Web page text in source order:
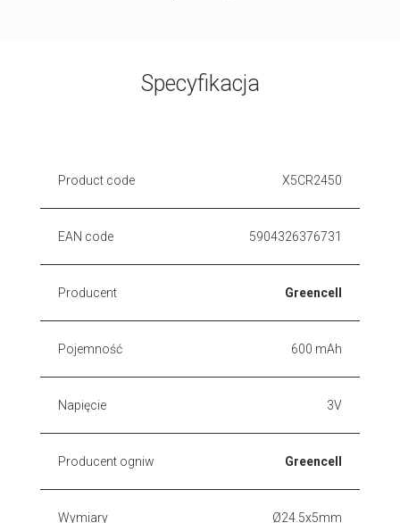
Specyfikacja
Product code X5CR2450
EAN code 5904326376731
Producent Greencell
Pojemność 600 mAh
Napięcie 3V
Producent ogniw Greencell
Wymiary Ø24.5x5mm